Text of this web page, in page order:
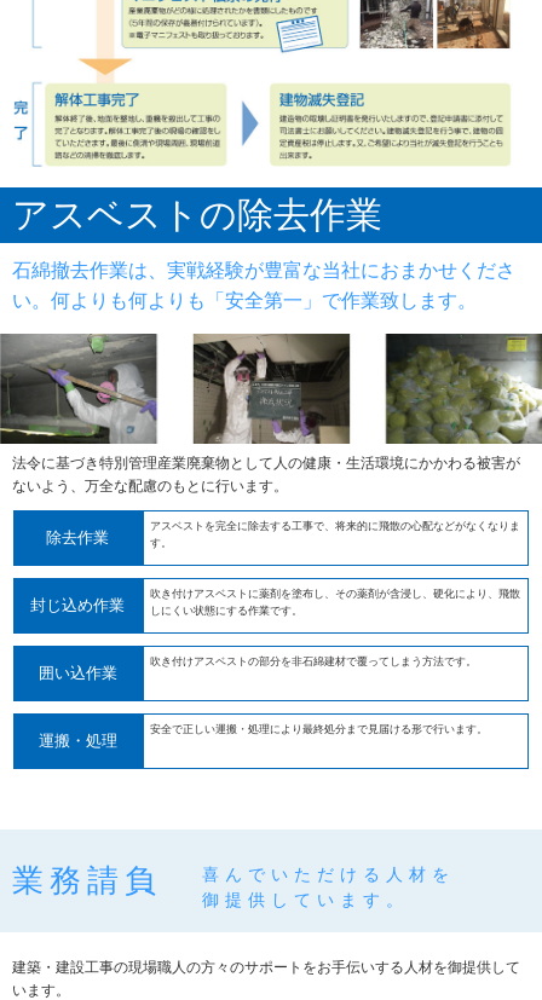
アスベストの除去作業
石綿撤去作業は、実戦経験が豊富な当社におまかせくださ
い。何よりも何よりも「安全第一」で作業致します。
法令に基づき特別管理産業廃棄物として人の健康・生活環境にかかわる被害が
ないよう、万全な配慮のもとに行います。
除去作業
アスベストを完全に除去する工事で、将来的に飛散の心配などがなくなりま
す。
封じ込め作業
吹き付けアスベストに薬剤を塗布し、その薬剤が含浸し、硬化により、飛散
しにくい状態にする作業です。
囲い込作業
吹き付けアスベストの部分を非石綿建材で覆ってしまう方法です。
運搬・処理
安全で正しい運搬・処理により最終処分まで見届ける形で行います。
業務請負
喜んでいただける人材を
御提供しています。
建築・建設工事の現場職人の方々のサポートをお手伝いする人材を御提供して
います。